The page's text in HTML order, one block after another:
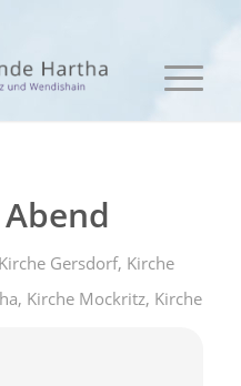
Kirche Gersdorf, Kirche
, Kirche Mockritz, Kirche